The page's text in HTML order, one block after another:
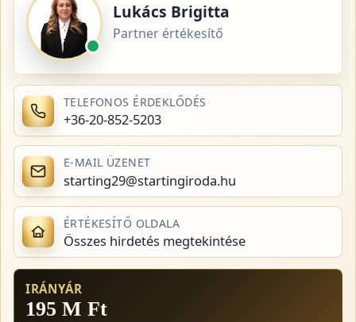
Lukács Brigitta
Partner értékesítő
TELEFONOS ÉRDEKLŐDÉS
+36-20-852-5203
E-MAIL ÜZENET
starting29@startingiroda.hu
ÉRTÉKESÍTŐ OLDALA
Összes hirdetés megtekintése
IRÁNYÁR
195 M Ft